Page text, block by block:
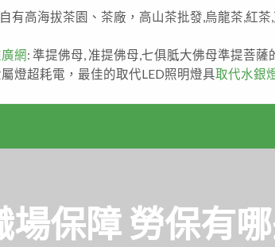
有高海拔茶園、茶廠，高山茶批發,烏龍茶,紅茶
網: 準提佛母, 准提佛母,七俱胝大佛母準提菩薩
燈超耗電，最佳的取代LED照明燈具取代水銀
保障 勞保有